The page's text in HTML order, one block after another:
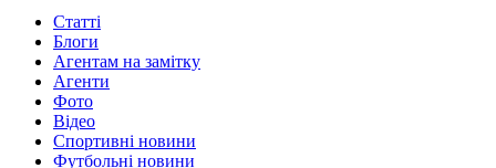
Статті
Блоги
Агентам на замітку
Агенти
Фото
Відео
Спортивні новини
Футбольні новини